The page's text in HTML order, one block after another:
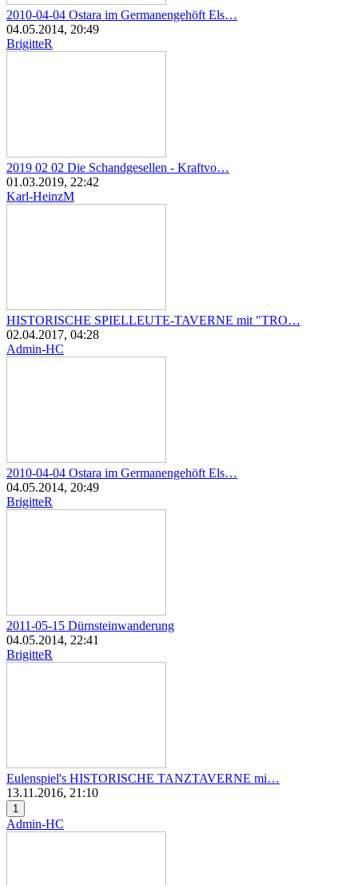
2010-04-04 Ostara im Germanengehöft Els…
04.05.2014, 20:49
BrigitteR
2019 02 02 Die Schandgesellen - Kraftvo…
01.03.2019, 22:42
Karl-HeinzM
HISTORISCHE SPIELLEUTE-TAVERNE mit "TRO…
02.04.2017, 04:28
Admin-HC
2010-04-04 Ostara im Germanengehöft Els…
04.05.2014, 20:49
BrigitteR
2011-05-15 Dürnsteinwanderung
04.05.2014, 22:41
BrigitteR
Eulenspiel's HISTORISCHE TANZTAVERNE mi…
13.11.2016, 21:10
1
Admin-HC